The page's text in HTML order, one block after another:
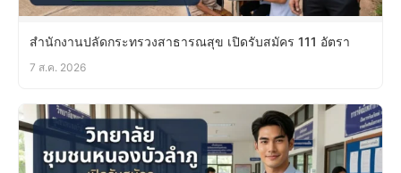
สำนักงานปลัดกระทรวงสาธารณสุข เปิดรับสมัคร 111 อัตรา
7 ส.ค. 2026